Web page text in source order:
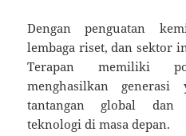
Dengan penguatan
lembaga riset, dan sektor
Terapan memiliki
menghasilkan generasi
tantangan global dan
teknologi di masa depan.